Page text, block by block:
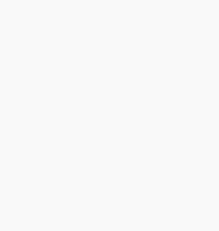
TREND MIATT
MAGUKAT A